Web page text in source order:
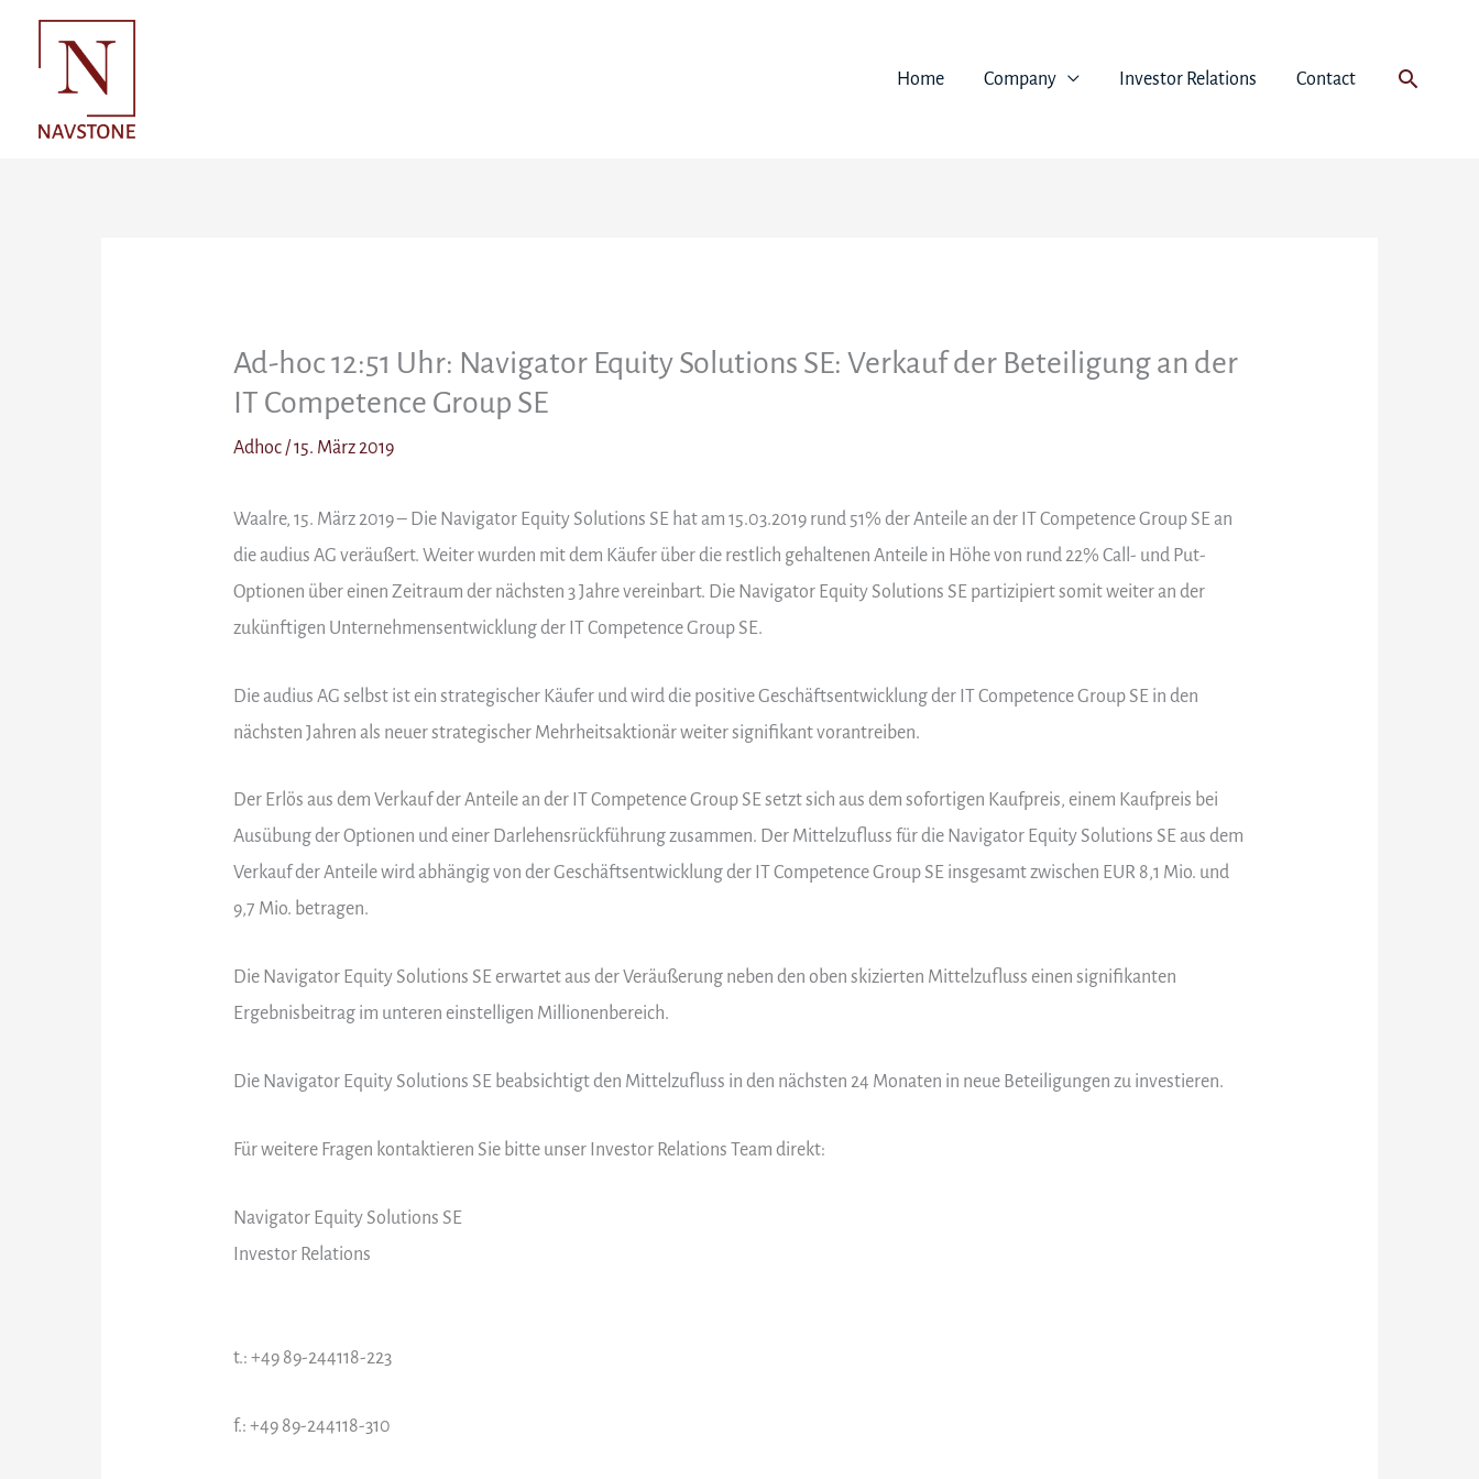
springen
Home Company Investor Relations Contact Suchen
Ad-hoc 12:51 Uhr: Navigator Equity Solutions SE: Verkauf der Beteiligung an der
IT Competence Group SE
Adhoc /15. März 2019
Waalre, 15. März 2019 – Die Navigator Equity Solutions SE hat am 15.03.2019 rund 51% der Anteile an der IT Competence Group SE an
die audius AG veräußert. Weiter wurden mit dem Käufer über die restlich gehaltenen Anteile in Höhe von rund 22% Call- und Put-
Optionen über einen Zeitraum der nächsten 3 Jahre vereinbart. Die Navigator Equity Solutions SE partizipiert somit weiter an der
zukünftigen Unternehmensentwicklung der IT Competence Group SE.
Die audius AG selbst ist ein strategischer Käufer und wird die positive Geschäftsentwicklung der IT Competence Group SE in den
nächsten Jahren als neuer strategischer Mehrheitsaktionär weiter signifikant vorantreiben.
Der Erlös aus dem Verkauf der Anteile an der IT Competence Group SE setzt sich aus dem sofortigen Kaufpreis, einem Kaufpreis bei
Ausübung der Optionen und einer Darlehensrückführung zusammen. Der Mittelzufluss für die Navigator Equity Solutions SE aus dem
Verkauf der Anteile wird abhängig von der Geschäftsentwicklung der IT Competence Group SE insgesamt zwischen EUR 8,1 Mio. und
9,7 Mio. betragen.
Die Navigator Equity Solutions SE erwartet aus der Veräußerung neben den oben skizierten Mittelzufluss einen signifikanten
Ergebnisbeitrag im unteren einstelligen Millionenbereich.
Die Navigator Equity Solutions SE beabsichtigt den Mittelzufluss in den nächsten 24 Monaten in neue Beteiligungen zu investieren.
Für weitere Fragen kontaktieren Sie bitte unser Investor Relations Team direkt:
Navigator Equity Solutions SE
Investor Relations
t.: +49 89-244118-223
f.: +49 89-244118-310